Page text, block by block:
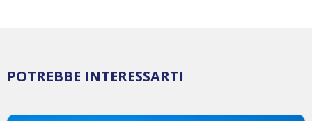
POTREBBE INTERESSARTI